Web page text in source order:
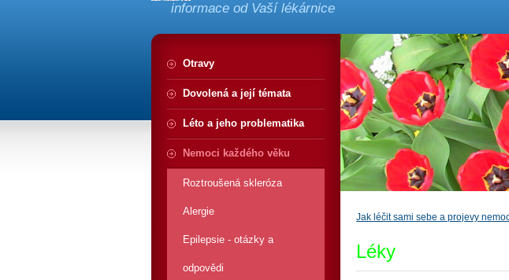
informace od Vaší lékárnice
Jak léčit sami sebe a projevy
Léky
Otravy
Dovolená a její témata
Léto a jeho problematika
Nemoci každého věku
Roztroušená skleróza
Alergie
Epilepsie - otázky a
odpovědi